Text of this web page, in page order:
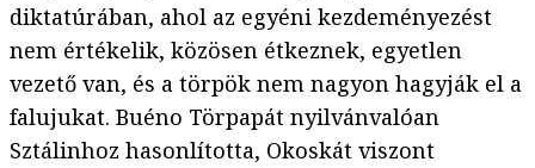
diktatúrában, ahol az egyéni kezdeményezést
nem értékelik, közösen étkeznek, egyetlen
vezető van, és a törpök nem nagyon hagyják el a
falujukat. Buéno Törpapát nyilvánvalóan
Sztálinhoz hasonlította, Okoskát viszont